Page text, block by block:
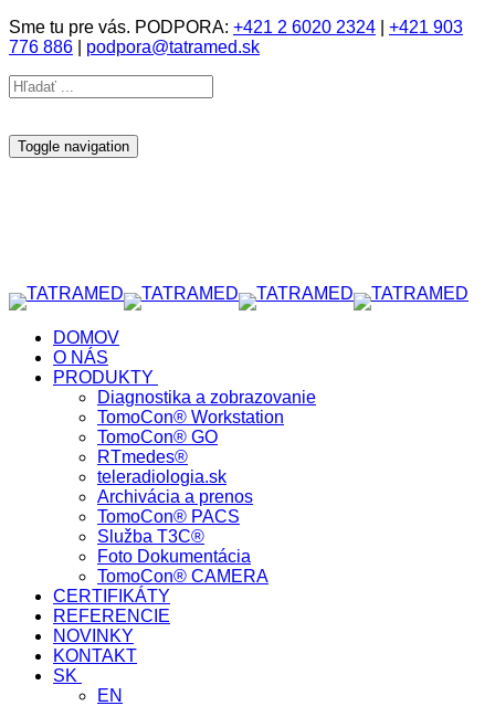
Sme tu pre vás. PODPORA: +421 2 6020 2324
+421 903
776 886
podpora@tatramed.sk
Toggle navigation
DOMOV
O NÁS
PRODUKTY
Diagnostika a zobrazovanie
TomoCon® Workstation
TomoCon® GO
RTmedes®
teleradiologia.sk
Archivácia a prenos
TomoCon® PACS
Služba T3C®
Foto Dokumentácia
TomoCon® CAMERA
CERTIFIKÁTY
REFERENCIE
NOVINKY
KONTAKT
SK
EN